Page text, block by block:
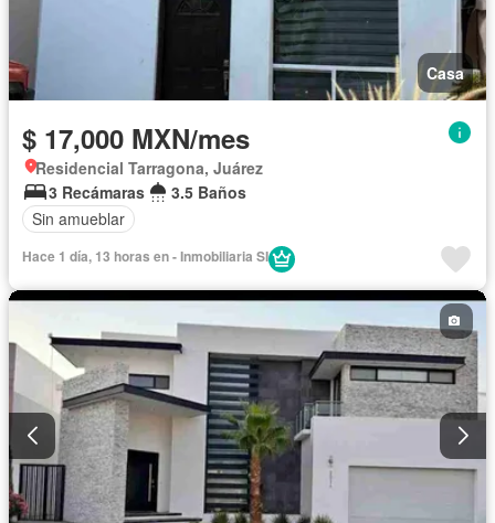
Casa
$ 17,000 MXN/mes
Residencial Tarragona, Juárez
3 Recámaras
3.5 Baños
Sin amueblar
Hace 1 día, 13 horas en - Inmobiliaria SI